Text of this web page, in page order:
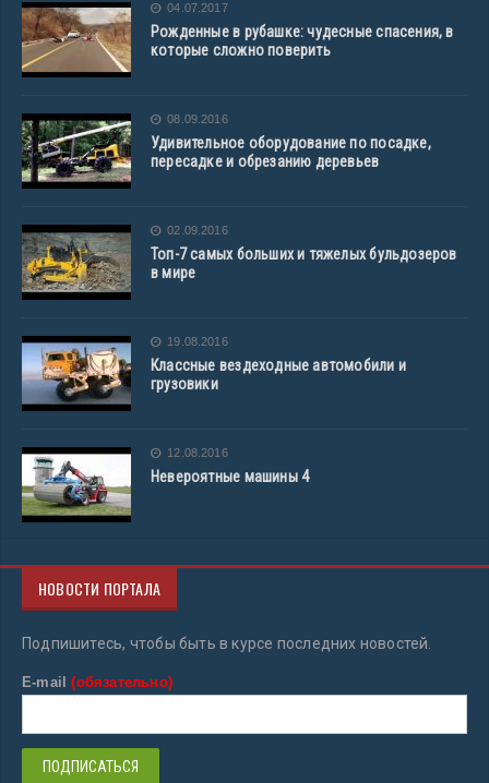
04.07.2017
Рожденные в рубашке: чудесные спасения, в
которые сложно поверить
08.09.2016
Удивительное оборудование по посадке,
пересадке и обрезанию деревьев
02.09.2016
Топ-7 самых больших и тяжелых бульдозеров
в мире
19.08.2016
Классные вездеходные автомобили и
грузовики
12.08.2016
Невероятные машины 4
НОВОСТИ ПОРТАЛА
Подпишитесь, чтобы быть в курсе последних новостей.
E-mail(обязательно)